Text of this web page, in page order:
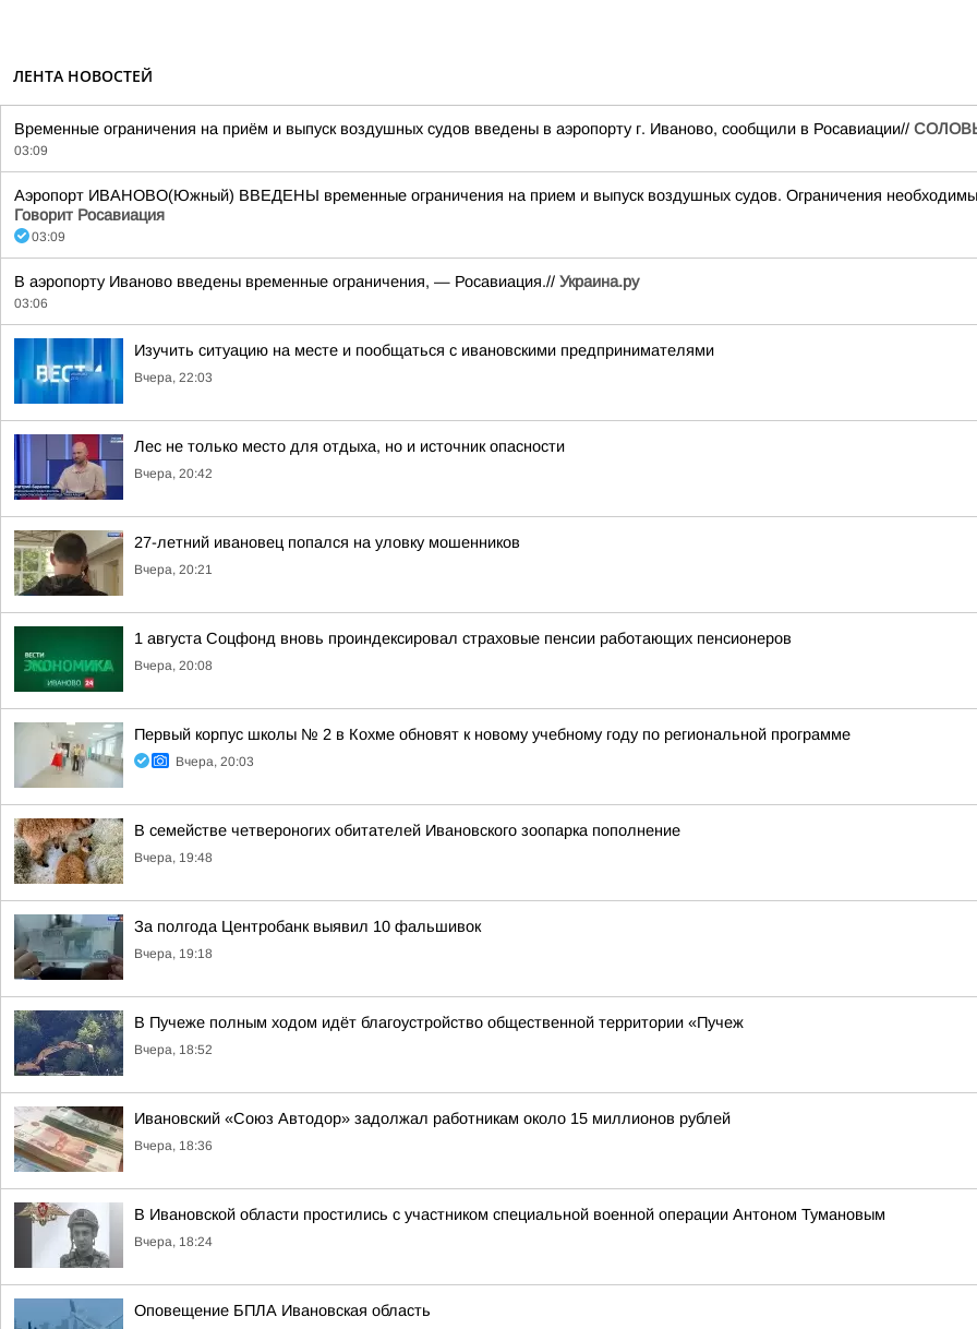
ЛЕНТА НОВОСТЕЙ
Временные ограничения на приём и выпуск воздушных судов введены в аэропорту г. Иваново, сообщили в Росавиации//
03:09
Аэропорт ИВАНОВО(Южный) ВВЕДЕНЫ временные ограничения на прием и выпуск воздушных судов. Ограничения необходимы
Говорит Росавиация
03:09
В аэропорту Иваново введены временные ограничения, — Росавиация.// Украина.ру
03:06
Изучить ситуацию на месте и пообщаться с ивановскими предпринимателями
Вчера, 22:03
Лес не только место для отдыха, но и источник опасности
Вчера, 20:42
27-летний ивановец попался на уловку мошенников
Вчера, 20:21
1 августа Соцфонд вновь проиндексировал страховые пенсии работающих пенсионеров
Вчера, 20:08
Первый корпус школы № 2 в Кохме обновят к новому учебному году по региональной программе
Вчера, 20:03
В семействе четвероногих обитателей Ивановского зоопарка пополнение
Вчера, 19:48
За полгода Центробанк выявил 10 фальшивок
Вчера, 19:18
В Пучеже полным ходом идёт благоустройство общественной территории «Пучеж
Вчера, 18:52
Ивановский «Союз Автодор» задолжал работникам около 15 миллионов рублей
Вчера, 18:36
В Ивановской области простились с участником специальной военной операции Антоном Тумановым
Вчера, 18:24
Оповещение БПЛА Ивановская область